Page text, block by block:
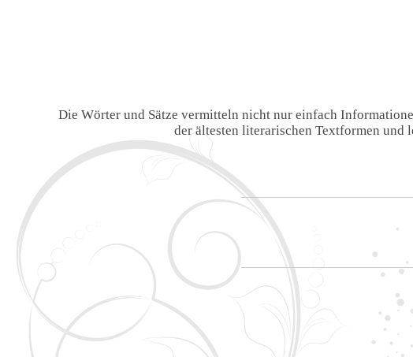
Die Wörter und Sätze vermitteln nicht nur einfach
der ältesten literarischen Textformen und